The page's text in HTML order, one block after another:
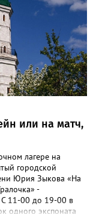
или на матч,
лагере на
городской
Юрия Зыкова «На
-
11-00 до 19-00 в
одного экспоната